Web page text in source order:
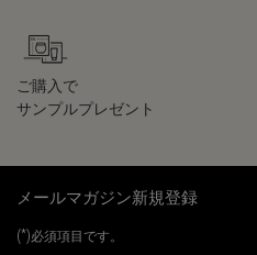
ご購入で
サンプルプレゼント
メールマガジン新規登録
(*)必須項目です。